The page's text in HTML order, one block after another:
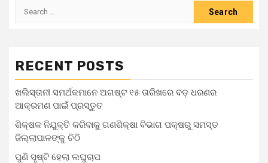
RECENT POSTS
ଖଲିସ୍ତାନୀ ସମର୍ଥକମାନେ ଅଗଷ୍ଟ ୧୫ ତାରିଖରେ ବଡ଼ ଧରଣର
ଆକ୍ରମଣ ପାଇଁ ପ୍ରସ୍ତୁତ
ଶିକ୍ଷକ ନିଯୁକ୍ତି କରିବାକୁ ଗଣଶିକ୍ଷା ବିଭାଗ ପକ୍ଷରୁ ସମସ୍ତ
ଜିଲ୍ଲାପାଳଙ୍କୁ ଚିଠି
ପୁଣି ସୃଷ୍ଟି ହେଲା ଲଘୁଚାପ